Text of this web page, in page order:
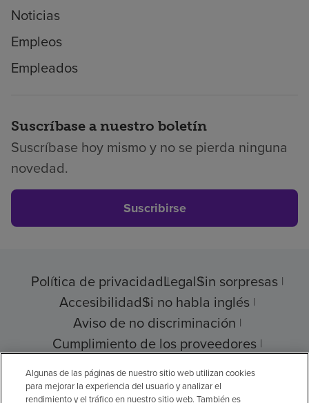
Noticias
Empleos
Empleados
Suscríbase a nuestro boletín
Suscríbase hoy mismo y no se pierda ninguna
novedad.
Suscribirse
Política de privacidadLegalSin sorpresas
AccesibilidadSi no habla inglés
Aviso de no discriminación
Cumplimiento de los proveedores
Transparencia de precios
Algunas de las páginas de nuestro sitio web utilizan cookies
para mejorar la experiencia del usuario y analizar el
rendimiento y el tráfico en nuestro sitio web. También es